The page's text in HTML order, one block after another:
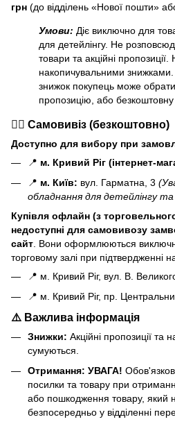
грн (до відділень «Нової пошти»
Умови: Діє виключно для
для детейлінгу. Не
товари та акційні
накопичувальними знижками.
знижок покупець може
пропозицію, або безкоштовну
🏃‍♂️ Самовивіз (безкоштовно)
Доступно для вибору при
📍 м. Кривий Ріг (інтернет-
📍 м. Київ: вул. Гарматна, 3
обладнання для детейлінгу
Купівля офлайн (з
недоступні для самовивозу
сайт . Вони оформлюються
торговому залі при підтвердженні
📍 м. Кривий Ріг, вул. В.
📍 м. Кривий Ріг, пр.
⚠️ Важлива інформація
Знижки: Акційні пропозиції та
сумуються.
Отримання: УВАГА!
посилки та товару при
або пошкодження товару, який
безпосередньо у відділенні